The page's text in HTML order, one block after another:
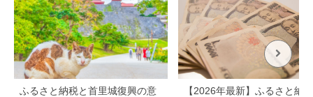
ふるさと納税と首里城復興の意
【2026年最新】ふるさと納